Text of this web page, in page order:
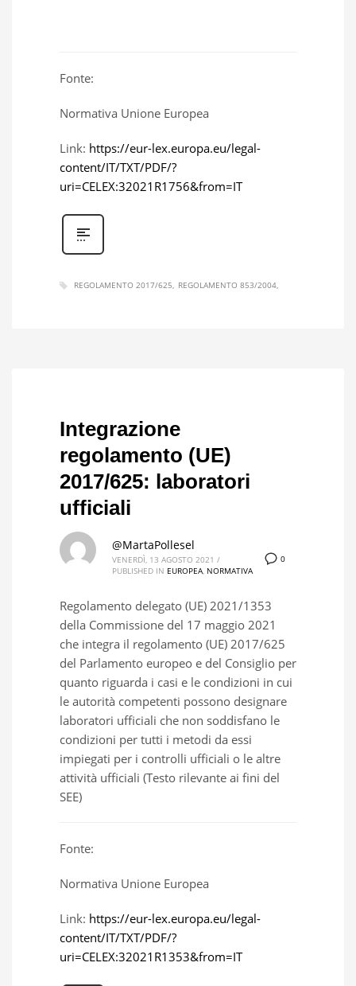
Fonte:
Normativa Unione Europea
Link: https://eur-lex.europa.eu/legal-
content/IT/TXT/PDF/?
uri=CELEX:32021R1756&from=IT
REGOLAMENTO 2017/625 REGOLAMENTO 853/2004
Integrazione
regolamento (UE)
2017/625: laboratori
ufficiali
0
@MartaPollesel
VENERDÌ, 13 AGOSTO 2021 /
PUBLISHED IN EUROPEA, NORMATIVA
Regolamento delegato (UE) 2021/1353
della Commissione del 17 maggio 2021
che integra il regolamento (UE) 2017/625
del Parlamento europeo e del Consiglio per
quanto riguarda i casi e le condizioni in cui
le autorità competenti possono designare
laboratori ufficiali che non soddisfano le
condizioni per tutti i metodi da essi
impiegati per i controlli ufficiali o le altre
attività ufficiali (Testo rilevante ai fini del
SEE)
Fonte:
Normativa Unione Europea
Link: https://eur-lex.europa.eu/legal-
content/IT/TXT/PDF/?
uri=CELEX:32021R1353&from=IT